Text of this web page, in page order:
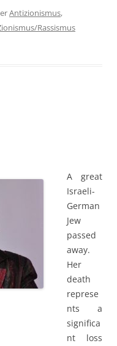
Antizionismus,
Rassismus
A great
Israeli-
German
Jew
passed
away.
Her
death
represe
nts a
significa
nt loss